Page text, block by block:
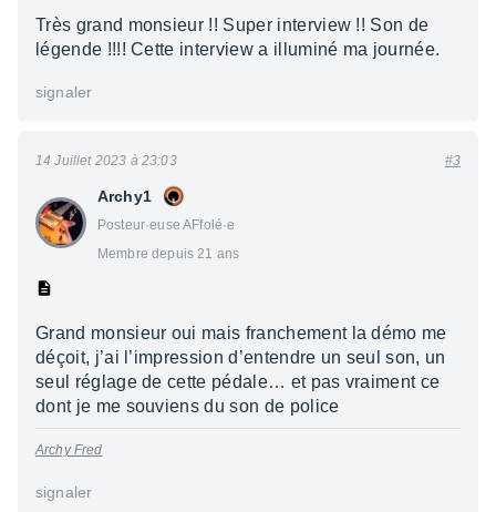
Très grand monsieur !! Super interview !! Son de
légende !!!! Cette interview a illuminé ma journée.
signaler
Archy1
Posteur·euse AFfolé·e
Membre depuis 21 ans
14 Juillet 2023 à 23:03 #3
Grand monsieur oui mais franchement la démo me
déçoit, j’ai l’impression d’entendre un seul son, un
seul réglage de cette pédale… et pas vraiment ce
dont je me souviens du son de police
Archy Fred
signaler